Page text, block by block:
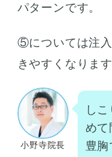
パターンです。
⑤については注
きやすくなります
小野寺院長
し
めて
豊胸